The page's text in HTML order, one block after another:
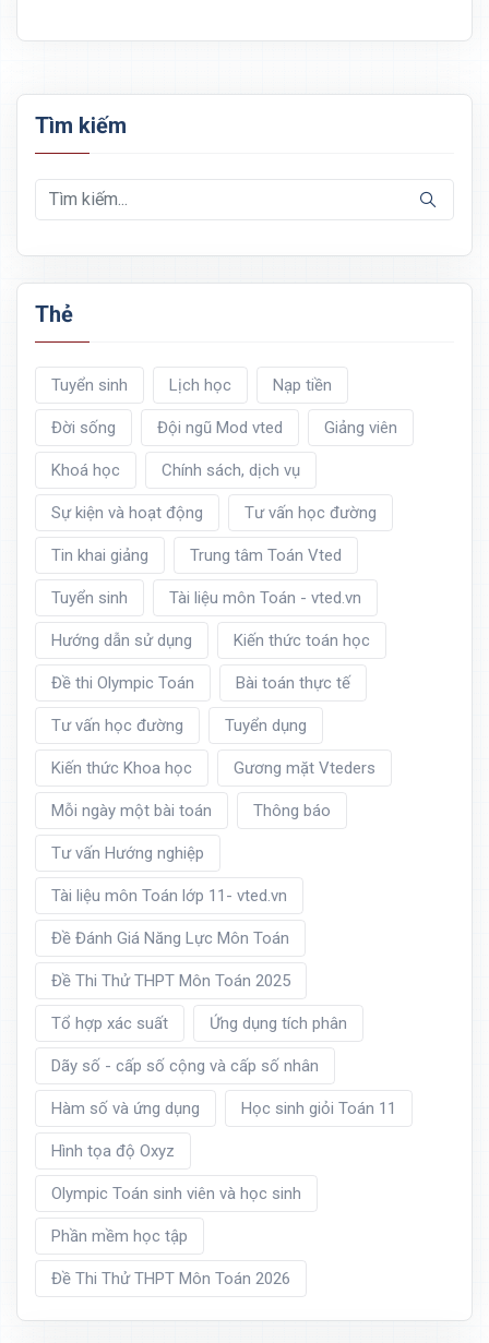
Tìm kiếm
Thẻ
Tuyển sinh Lịch học Nạp tiền
Đời sống Đội ngũ Mod vted Giảng viên
Khoá học Chính sách, dịch vụ
Sự kiện và hoạt động Tư vấn học đường
Tin khai giảng Trung tâm Toán Vted
Tuyển sinh Tài liệu môn Toán - vted.vn
Hướng dẫn sử dụng Kiến thức toán học
Đề thi Olympic Toán Bài toán thực tế
Tư vấn học đường Tuyển dụng
Kiến thức Khoa học Gương mặt Vteders
Mỗi ngày một bài toán Thông báo
Tư vấn Hướng nghiệp
Tài liệu môn Toán lớp 11- vted.vn
Đề Đánh Giá Năng Lực Môn Toán
Đề Thi Thử THPT Môn Toán 2025
Tổ hợp xác suất Ứng dụng tích phân
Dãy số - cấp số cộng và cấp số nhân
Hàm số và ứng dụng Học sinh giỏi Toán 11
Hình tọa độ Oxyz
Olympic Toán sinh viên và học sinh
Phần mềm học tập
Đề Thi Thử THPT Môn Toán 2026